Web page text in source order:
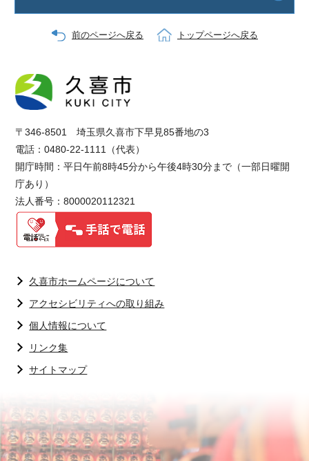
前のページへ戻る トップページへ戻る
〒346-8501 埼玉県久喜市下早見85番地の3
電話：0480-22-1111（代表）
開庁時間：平日午前8時45分から午後4時30分まで（一部日曜開
庁あり）
法人番号：8000020112321
久喜市ホームページについて
アクセシビリティへの取り組み
個人情報について
リンク集
サイトマップ